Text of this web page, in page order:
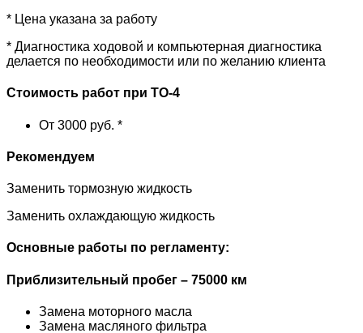
* Цена указана за работу
* Диагностика ходовой и компьютерная диагностика
делается по необходимости или по желанию клиента
Стоимость работ при ТО-4
От 3000 руб. *
Рекомендуем
Заменить тормозную жидкость
Заменить охлаждающую жидкость
Основные работы по регламенту:
Приблизительный пробег – 75000 км
Замена моторного масла
Замена масляного фильтра